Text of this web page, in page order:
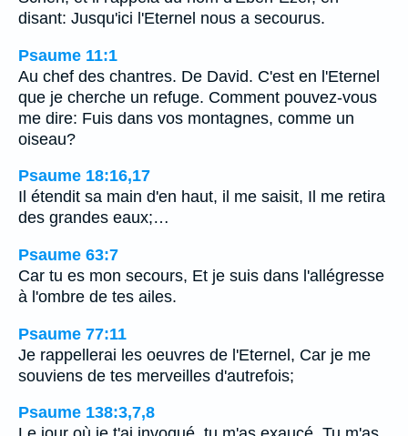
disant: Jusqu'ici l'Eternel nous a secourus.
Psaume 11:1
Au chef des chantres. De David. C'est en l'Eternel
que je cherche un refuge. Comment pouvez-vous
me dire: Fuis dans vos montagnes, comme un
oiseau?
Psaume 18:16,17
Il étendit sa main d'en haut, il me saisit, Il me retira
des grandes eaux;…
Psaume 63:7
Car tu es mon secours, Et je suis dans l'allégresse
à l'ombre de tes ailes.
Psaume 77:11
Je rappellerai les oeuvres de l'Eternel, Car je me
souviens de tes merveilles d'autrefois;
Psaume 138:3,7,8